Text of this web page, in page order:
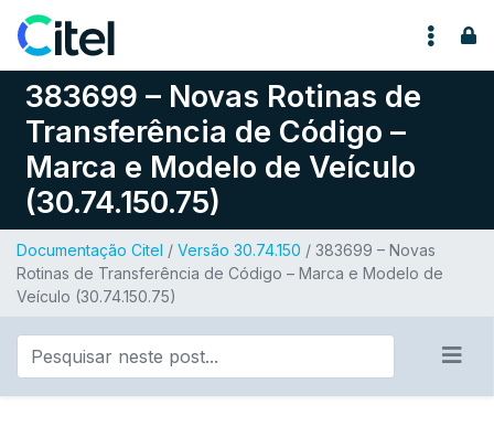
Pular para o conteúdo
383699 – Novas Rotinas de
Transferência de Código –
Marca e Modelo de Veículo
(30.74.150.75)
Documentação Citel / Versão 30.74.150 / 383699 – Novas
Rotinas de Transferência de Código – Marca e Modelo de
Veículo (30.74.150.75)